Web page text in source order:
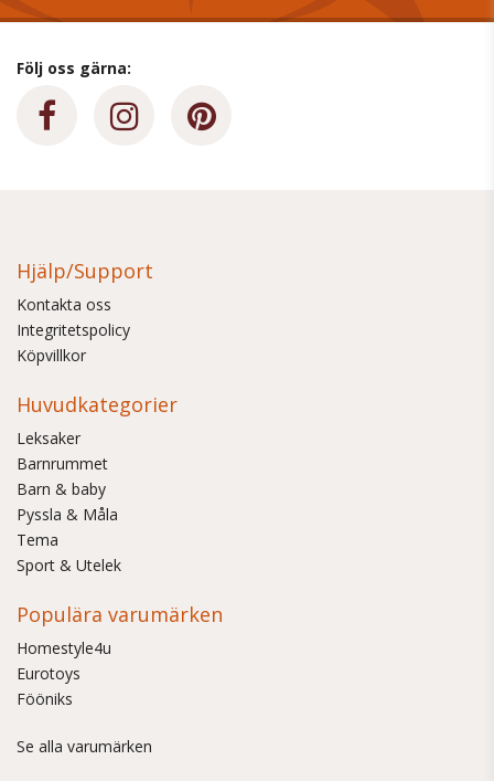
Följ oss gärna:
Hjälp/Support
Kontakta oss
Integritetspolicy
Köpvillkor
Huvudkategorier
Leksaker
Barnrummet
Barn & baby
Pyssla & Måla
Tema
Sport & Utelek
Populära varumärken
Homestyle4u
Eurotoys
Fööniks
Se alla varumärken